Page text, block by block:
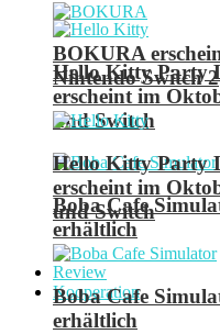
Hello Kitty Party
erscheint im
und Switch
Boba Cafe
erhältlich
Review
Kooperation
BOKURA
Nintendo Switch 2
Hello Kitty Party
erscheint im
und Switch
Boba Cafe
erhältlich